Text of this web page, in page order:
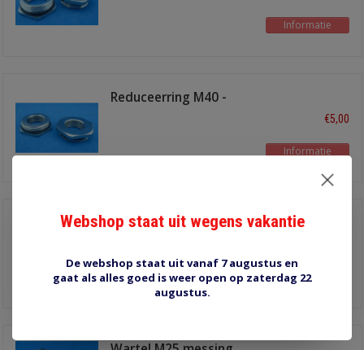
Informatie
Reduceerring M40 -
M25 Messing
€5,00
Informatie
messing wartelmoer
Informatie
Webshop staat uit wegens vakantie
De webshop staat uit vanaf 7 augustus en
gaat als alles goed is weer open op zaterdag 22
augustus.